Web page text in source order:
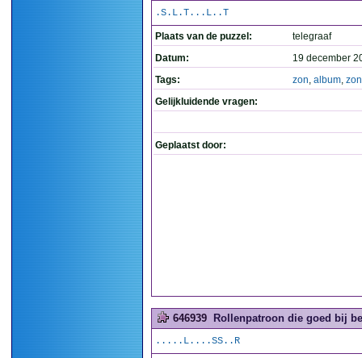
.S.L.T...L..T
Plaats van de puzzel:
telegraaf
Datum:
19 december
Tags:
zon, album,
Gelijkluidende vragen:
Geplaatst door:
646939 Rollenpatroon die goed bij
.....L....SS..R